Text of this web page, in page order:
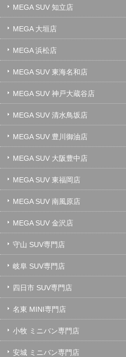
MEGA SUV 知立店
MEGA 大垣店
MEGA 浜松店
MEGA SUV 東海名和店
MEGA SUV 神戸大蔵谷店
MEGA SUV 清水鳥坂店
MEGA SUV 豊川御油店
MEGA SUV 大阪豊中店
MEGA SUV 東福岡店
MEGA SUV 南風原店
MEGA SUV 金沢店
守山 SUV専門店
岐阜 SUV専門店
四日市 SUV専門店
名東 MINI専門店
小牧 ミニバン専門店
安城 ミニバン専門店